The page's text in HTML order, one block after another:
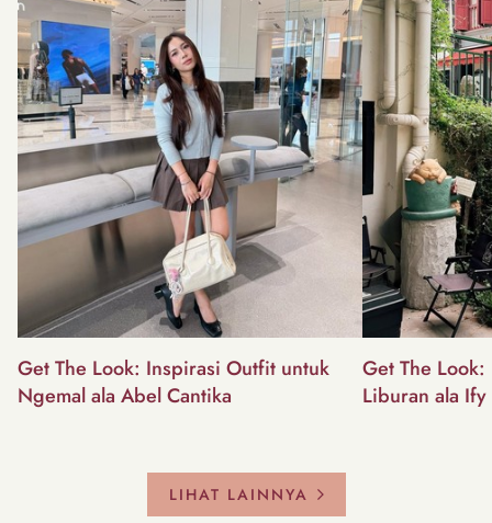
Get The Look: Inspirasi Outfit untuk
Ngemal ala Abel Cantika
Get The
Liburan ala Ify
LIHAT LAINNYA